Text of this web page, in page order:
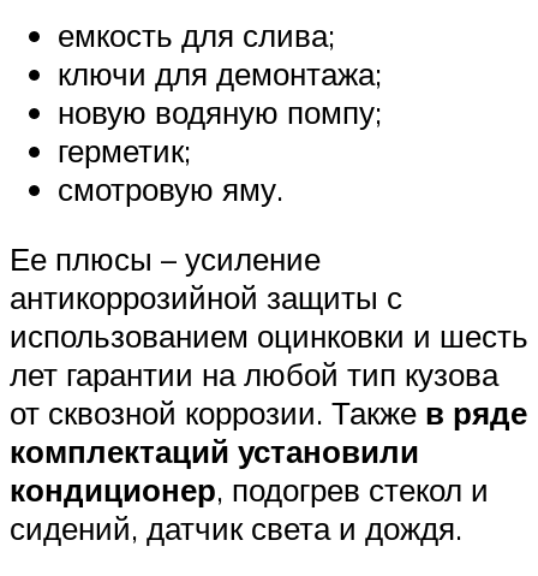
емкость для слива;
ключи для демонтажа;
новую водяную помпу;
герметик;
смотровую яму.
Ее плюсы – усиление
антикоррозийной защиты с
использованием оцинковки и шесть
лет гарантии на любой тип кузова
от сквозной коррозии. Также в ряде
комплектаций установили
кондиционер, подогрев стекол и
сидений, датчик света и дождя.